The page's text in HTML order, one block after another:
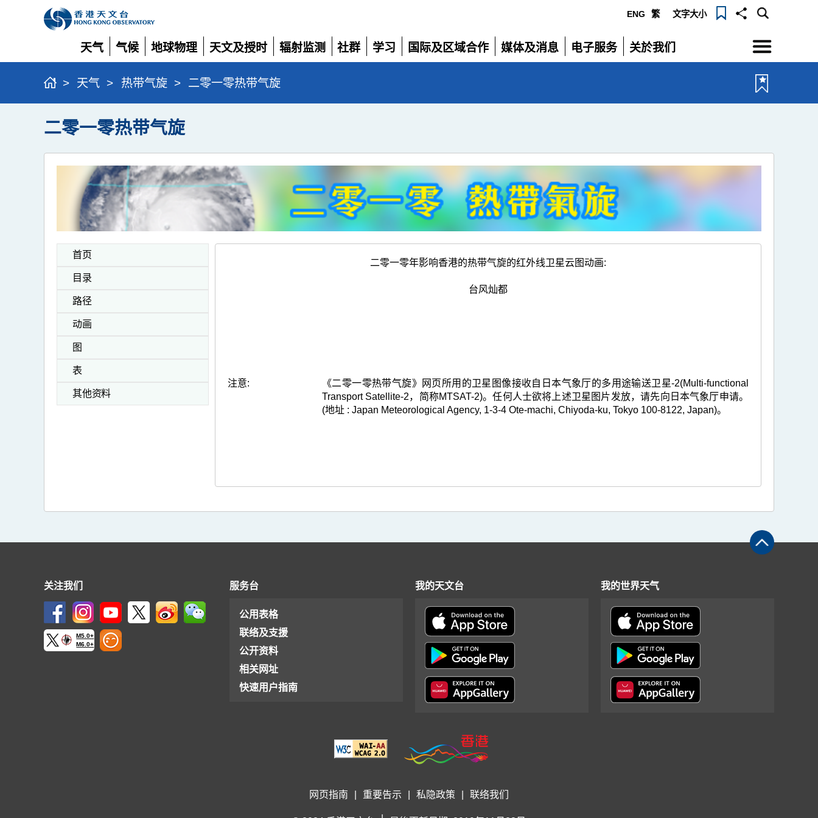
ENG 繁 文字大小
天气
展
开
气候
展
开
地球物理
展
开
天文及授时
展
开
辐射监测
展
开
社群
展
学习
展
国际及区域合作
展
媒体及消息
展
电子服务
展
关於我们
展
选
单
> 天气 > 热带气旋 > 二零一零热带气旋
二零一零热带气旋
首页
目录
路径
动画
图
表
其他资料
二零一零年影响香港的热带气旋的红外线卫星云图动画:
台风灿都
注意:
《二零一零热带气旋》网页所用的卫星图像接收自日本气象厅的多用途输送卫星-2(Multi-functional
Transport Satellite-2，简称MTSAT-2)。任何人士欲将上述卫星图片发放，请先向日本气象厅申请。
(地址 : Japan Meteorological Agency, 1-3-4 Ote-machi, Chiyoda-ku, Tokyo 100-8122, Japan)。
关注我们
M5.0+
M6.0+
服务台
公用表格
联络及支援
公开资料
相关网址
快速用户指南
我的天文台 我的世界天气
网页指南 重要告示 私隐政策 联络我们